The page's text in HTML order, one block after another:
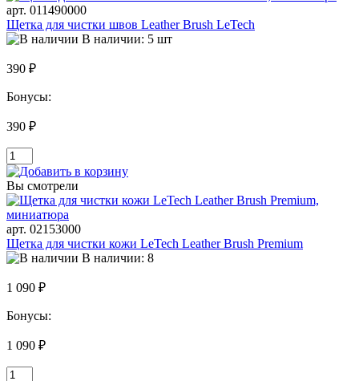
арт. 011490000
Щетка для чистки швов Leather Brush LeTech
В наличии: 5 шт
390 ₽
Бонусы:
390 ₽
Вы смотрели
арт. 02153000
Щетка для чистки кожи LeTech Leather Brush Premium
В наличии: 8
1 090 ₽
Бонусы:
1 090 ₽